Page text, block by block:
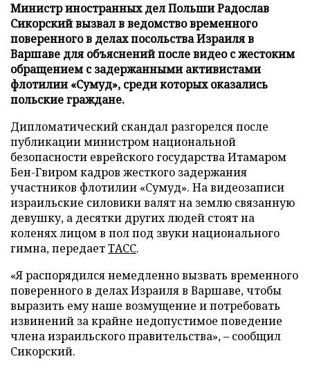
Министр иностранных дел Польши Радослав
Сикорский вызвал в ведомство временного
поверенного в делах посольства Израиля в
Варшаве для объяснений после видео с жестоким
обращением с задержанными активистами
флотилии «Сумуд», среди которых оказались
польские граждане.
Дипломатический скандал разгорелся после
публикации министром национальной
безопасности еврейского государства Итамаром
Бен-Гвиром кадров жесткого задержания
участников флотилии «Сумуд». На видеозаписи
израильские силовики валят на землю связанную
девушку, а десятки других людей стоят на
коленях лицом в пол под звуки национального
гимна, передаетТАСС.
«Я распорядился немедленно вызвать временного
поверенного в делах Израиля в Варшаве, чтобы
выразить ему наше возмущение и потребовать
извинений за крайне недопустимое поведение
члена израильского правительства», – сообщил
Сикорский.